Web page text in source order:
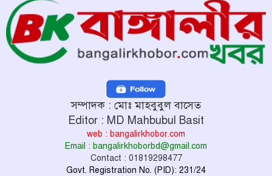
সম্পাদক : মোঃ মাহবুবুল বাসেত
Editor : MD Mahbubul Basit
web : bangalirkhobor.com
Email : bangalirkhoborbd@gmail.com
Contact : 01819298477
Govt. Registration No. (PID): 231/24